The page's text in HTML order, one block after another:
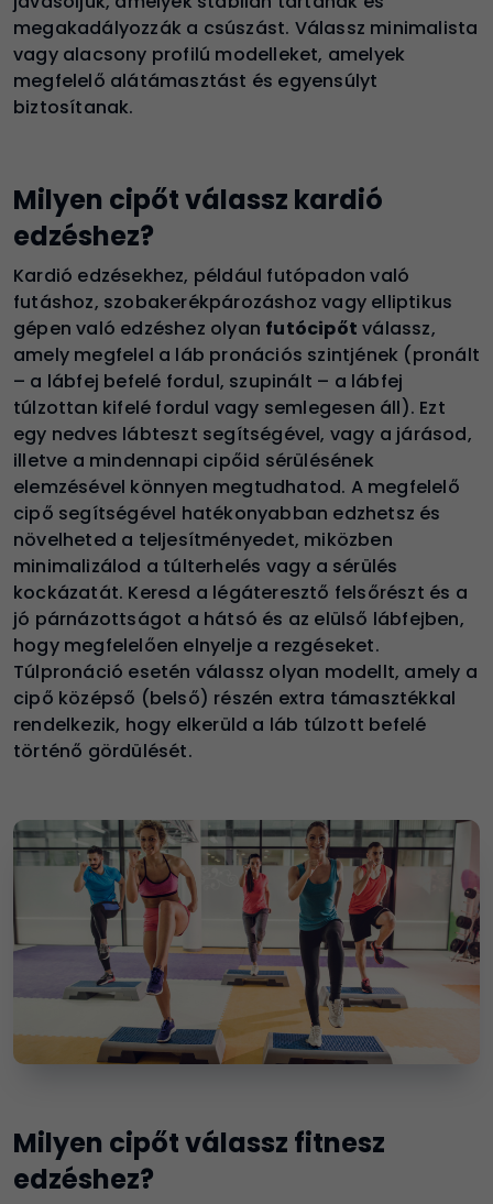
megakadályozzák a csúszást. Válassz minimalista
vagy alacsony profilú modelleket, amelyek
megfelelő alátámasztást és egyensúlyt
biztosítanak.
Milyen cipőt válassz kardió
edzéshez?
Kardió edzésekhez, például futópadon való
futáshoz, szobakerékpározáshoz vagy elliptikus
gépen való edzéshez olyan futócipőt válassz,
amely megfelel a láb pronációs szintjének (pronált
– a lábfej befelé fordul, szupinált – a lábfej
túlzottan kifelé fordul vagy semlegesen áll). Ezt
egy nedves lábteszt segítségével, vagy a járásod,
illetve a mindennapi cipőid sérülésének
elemzésével könnyen megtudhatod. A megfelelő
cipő segítségével hatékonyabban edzhetsz és
növelheted a teljesítményedet, miközben
minimalizálod a túlterhelés vagy a sérülés
kockázatát. Keresd a légáteresztő felsőrészt és a
jó párnázottságot a hátsó és az elülső lábfejben,
hogy megfelelően elnyelje a rezgéseket.
Túlpronáció esetén válassz olyan modellt, amely a
cipő középső (belső) részén extra támasztékkal
rendelkezik, hogy elkerüld a láb túlzott befelé
történő gördülését.
Milyen cipőt válassz fitnesz
edzéshez?